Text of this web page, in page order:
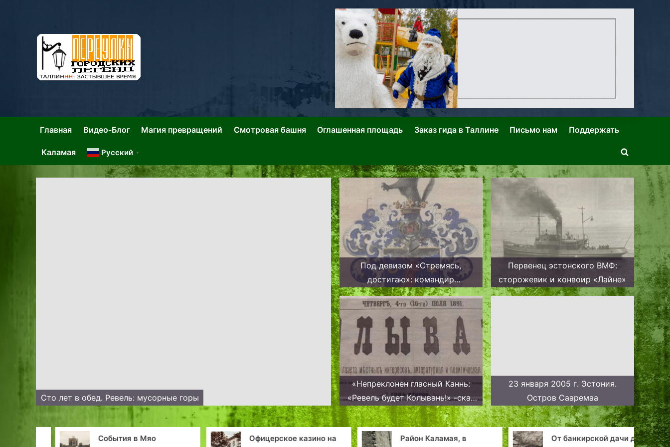
Таллин: Переулки Городских Легенд
Главная Видео-Блог Магия превращений Смотровая башня Оглашенная площадь Заказ гида в Таллине Письмо нам Поддержать
Каламая Русский ▼
Toggle
search
Сто лет в обед. Ревель: мусорные горы
Под девизом «Стремясь,
достигаю»: командир
Ревельского порта адмирал
Вульф
Первенец эстонского ВМФ:
сторожевик и конвоир «Лайне»
«Непреклонен гласный Каннь:
«Ревель будет Колывань!» -сказ
о том, как Таллинн на русский
лад переименовывали.
23 января 2005 г. Эстония.
Остров Сааремаа
События в Мяо
Офицерское казино на
Район Каламая, в
От банкирской дачи до